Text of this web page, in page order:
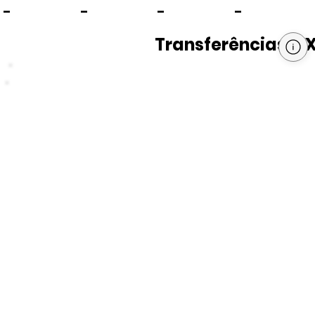
Transferências
- -
- -